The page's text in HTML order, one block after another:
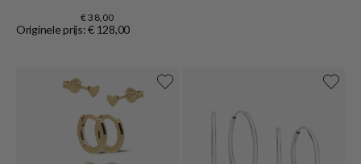
€ 38,00
Originele prijs: € 128,00